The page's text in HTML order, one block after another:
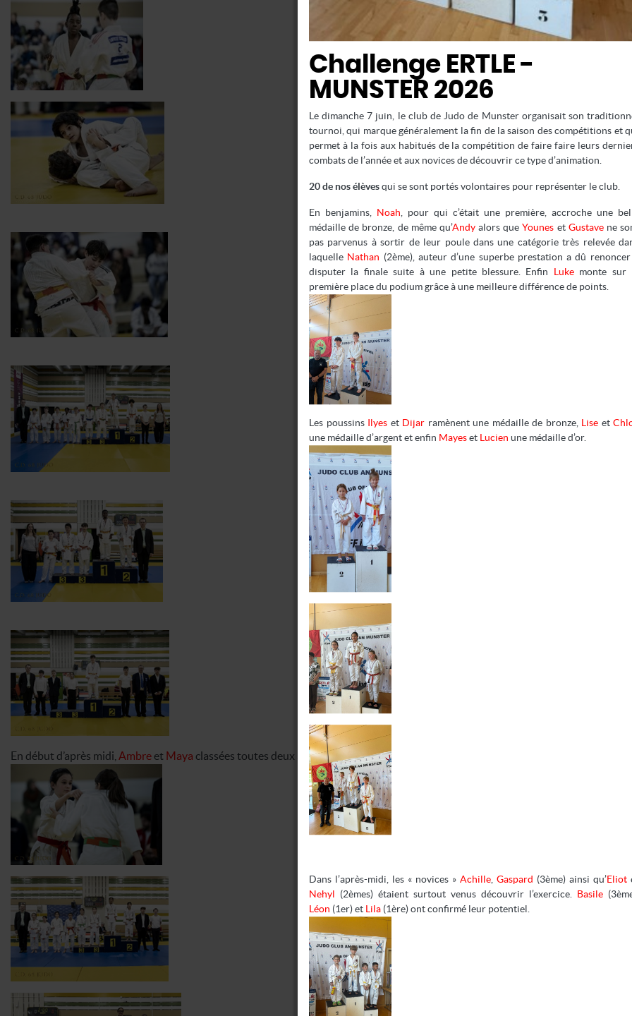
En début d’après midi, Ambre et Maya classées toutes deux 5èmesetKenza3ème pourront elles aussi en découdre avec les
Challenge ERTLE -
MUNSTER 2026
Le dimanche 7 juin, le club de Judo de Munster organisait son
tournoi, qui marque généralement la fin de la saison des compétitions et
permet à la fois aux habitués de la compétition de faire faire leurs
combats de l’année et aux novices de découvrir ce type d’animation.
20 de nos élèvesqui se sont portés volontaires pour représenter le club.
En benjamins, Noah, pour qui c’était une première, accroche une
médaille de bronze, de même qu’Andyalors queYounes et Gustave ne
pas parvenus à sortir de leur poule dans une catégorie très relevée
laquelle Nathan (2ème), auteur d’une superbe prestation a dû
disputer la finale suite à une petite blessure. Enfin
Luke monte sur
première place du podium grâce à une meilleure différence de points.
Les poussins Ilyes et Dijar ramènent une médaille de bronze, Lise et
une médaille d’argent et enfin Mayeset Lucien une médaille d’or.
Dans l’après-midi, les « novices » Achille, Gaspard (3ème) ainsi qu’Eliot
Nehyl
(2èmes) étaient surtout venus découvrir l’exercice. Basile
Léon (1er) et Lila (1ère) ont confirmé leur potentiel.